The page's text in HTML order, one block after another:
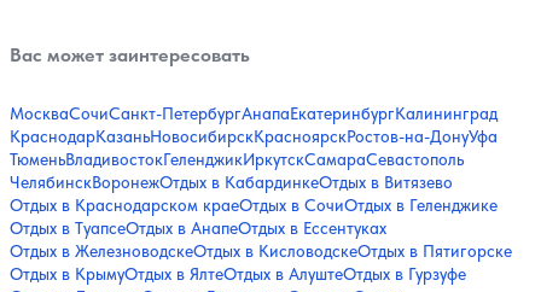
Вас может заинтересовать
МоскваСочиСанкт-ПетербургАнапаЕкатеринбургКалининград
КраснодарКазаньНовосибирскКрасноярскРостов-на-ДонуУфа
ТюменьВладивостокГеленджикИркутскСамараСевастополь
ЧелябинскВоронежОтдых в КабардинкеОтдых в Витязево
Отдых в Краснодарском краеОтдых в СочиОтдых в Геленджике
Отдых в ТуапсеОтдых в АнапеОтдых в Ессентуках
Отдых в ЖелезноводскеОтдых в КисловодскеОтдых в Пятигорске
Отдых в КрымуОтдых в ЯлтеОтдых в АлуштеОтдых в Гурзуфе